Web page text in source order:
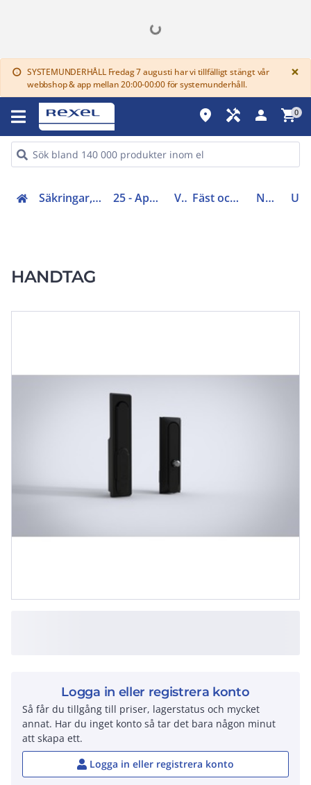
info SYSTEMUNDERHÅLL Fredag 7 augusti har vi tillfälligt stängt vår
webbshop & app mellan 20:00-00:00 för systemunderhåll.
×
place handyman person shopping_cart0
Säkringar, centraler, skåp, elfördelning (20-29) 25 - Apparatlådor/golv- och dataskåp Väggskåp Fäst och monteringsmaterial/väggskåp Nycklar/lås/handtag
HANDTAG
Logga in eller registrera konto
Så får du tillgång till priser, lagerstatus och mycket
annat. Har du inget konto så tar det bara någon minut
att skapa ett.
Logga in eller registrera konto